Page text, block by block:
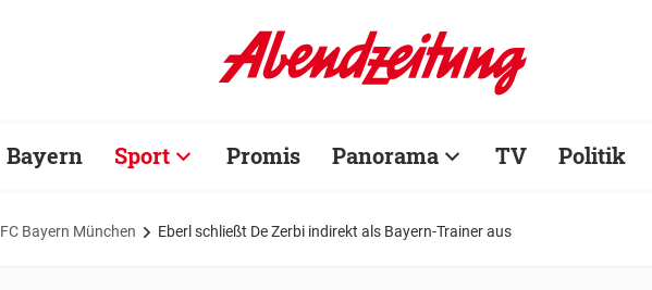
Bayern Sport Promis Panorama TV Politik
FC Bayern München Eberl schließt De Zerbi indirekt als Bayern-Trainer aus